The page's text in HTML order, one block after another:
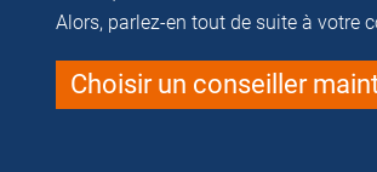
Alors, parlez-en tout de suite à votre
Choisir un conseiller